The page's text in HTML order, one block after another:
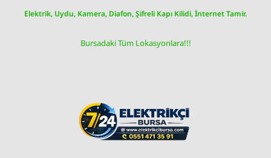
Elektrik, Uydu, Kamera, Diafon, Şifreli Kapı Kilidi, İnternet Tamir.
Bursadaki Tüm Lokasyonlara!!!